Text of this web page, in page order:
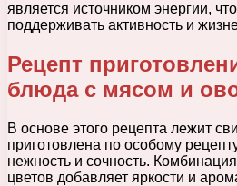
является источником энергии,
поддерживать активность и
Рецепт
блюда с мясом и
В основе этого рецепта лежит
приготовлена по особому
нежность и сочность.
цветов добавляет яркости и